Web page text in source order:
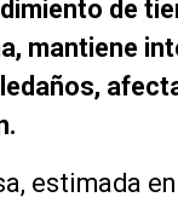
de
mantiene
estimada